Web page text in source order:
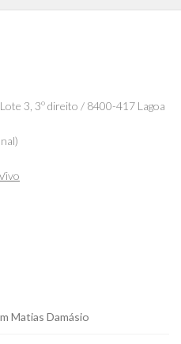
3, 3º direito / 8400-417 Lagoa
Matias Damásio